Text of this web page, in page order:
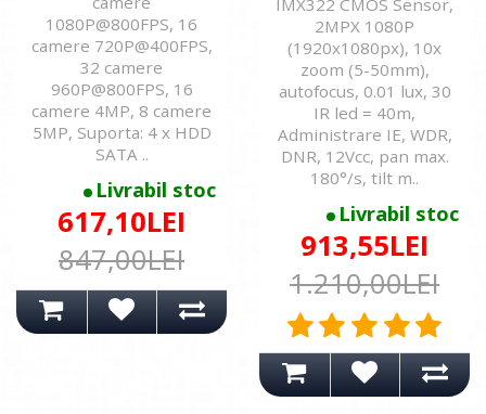
1080P@800FPS, 16
camere 720P@400FPS,
32 camere
960P@800FPS, 16
camere 4MP, 8 camere
5MP, Suporta: 4 x HDD
SATA ..
Livrabil stoc
617,10LEI
847,00LEI
IMX322 CMOS Sensor,
2MPX 1080P
(1920x1080px), 10x
zoom (5-50mm),
autofocus, 0.01 lux, 30
IR led = 40m,
Administrare IE, WDR,
DNR, 12Vcc, pan max.
180°/s, tilt m..
Livrabil stoc
913,55LEI
1.210,00LEI